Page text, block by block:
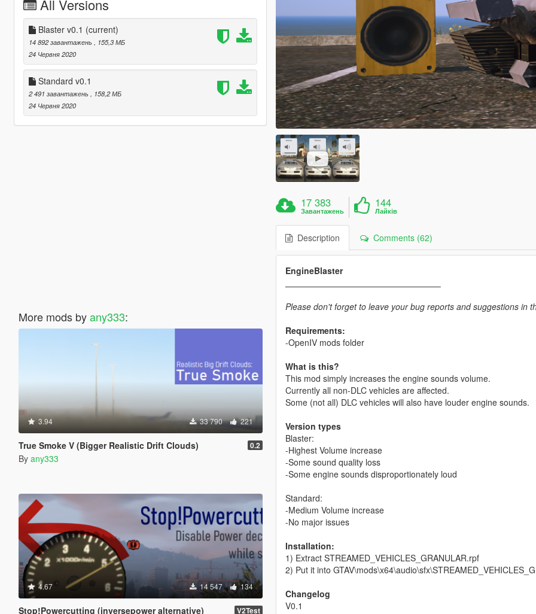
All Versions
Blaster v0.1 (current)
14 892 завантажень
, 155,3 МБ
24 Червня 2020
Standard v0.1
2 491 завантажень
, 158,2 МБ
24 Червня 2020
More mods byany333:
3.94 33 790 221
True Smoke V (Bigger Realistic Drift Clouds) 0.2
By any333
4.67 14 547 134
Stop!Powercutting (inversepower alternative) V2Test
17 383
Завантажень
144
Лайків
Description Comments (62)
EngineBlaster
Please don't forget to leave your bug reports and suggestions in
Requirements:
-OpenIV mods folder
What is this?
This mod simply increases the engine sounds volume.
Currently all non-DLC vehicles are affected.
Some (not all) DLC vehicles will also have louder engine sounds.
Version types
Blaster:
-Highest Volume increase
-Some sound quality loss
-Some engine sounds disproportionately loud
Standard:
-Medium Volume increase
-No major issues
Installation:
1) Extract STREAMED_VEHICLES_GRANULAR.rpf
2) Put it into
Changelog
V0.1